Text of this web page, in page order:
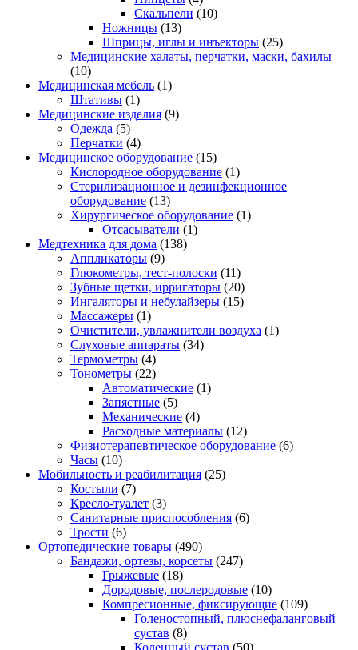
Скальпели (10)
Ножницы (13)
Шприцы, иглы и инъекторы (25)
Медицинские халаты, перчатки, маски, бахилы
(10)
Медицинская мебель (1)
Штативы (1)
Медицинские изделия (9)
Одежда (5)
Перчатки (4)
Медицинское оборудование (15)
Кислородное оборудование (1)
Стерилизационное и дезинфекционное
оборудование (13)
Хирургическое оборудование (1)
Отсасыватели (1)
Медтехника для дома (138)
Аппликаторы (9)
Глюкометры, тест-полоски (11)
Зубные щетки, ирригаторы (20)
Ингаляторы и небулайзеры (15)
Массажеры (1)
Очистители, увлажнители воздуха (1)
Слуховые аппараты (34)
Термометры (4)
Тонометры (22)
Автоматические (1)
Запястные (5)
Механические (4)
Расходные материалы (12)
Физиотерапевтическое оборудование (6)
Часы (10)
Мобильность и реабилитация (25)
Костыли (7)
Кресло-туалет (3)
Санитарные приспособления (6)
Трости (6)
Ортопедические товары (490)
Бандажи, ортезы, корсеты (247)
Грыжевые (18)
Дородовые, послеродовые (10)
Компресионные, фиксирующие (109)
Голеностопный, плюснефаланговый
сустав (8)